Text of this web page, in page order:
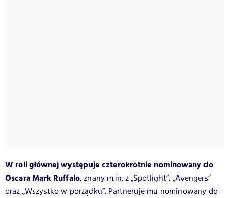
W roli głównej występuje czterokrotnie nominowany do
Oscara Mark Ruffalo, znany m.in. z „Spotlight”, „Avengers”
oraz „Wszystko w porządku”. Partneruje mu nominowany do